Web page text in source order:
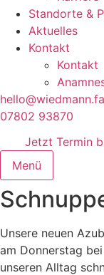
Standorte &
Aktuelles
Kontakt
Kontakt
07802 93870
Jetzt Termin
Menü
Unsere neuen
am Donnerstag
unseren Alltag